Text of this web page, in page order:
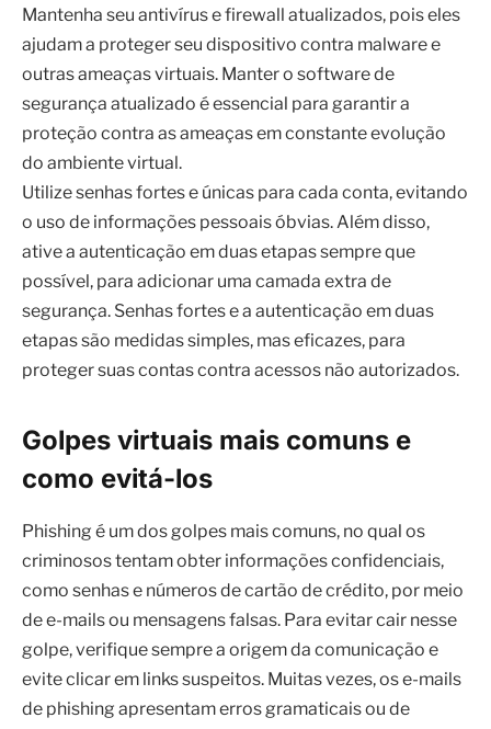
Mantenha seu antivírus e firewall atualizados, pois eles
ajudam a proteger seu dispositivo contra malware e
outras ameaças virtuais. Manter o software de
segurança atualizado é essencial para garantir a
proteção contra as ameaças em constante evolução
do ambiente virtual.
Utilize senhas fortes e únicas para cada conta, evitando
o uso de informações pessoais óbvias. Além disso,
ative a autenticação em duas etapas sempre que
possível, para adicionar uma camada extra de
segurança. Senhas fortes e a autenticação em duas
etapas são medidas simples, mas eficazes, para
proteger suas contas contra acessos não autorizados.
Golpes virtuais mais comuns e
como evitá-los
Phishing é um dos golpes mais comuns, no qual os
criminosos tentam obter informações confidenciais,
como senhas e números de cartão de crédito, por meio
de e-mails ou mensagens falsas. Para evitar cair nesse
golpe, verifique sempre a origem da comunicação e
evite clicar em links suspeitos. Muitas vezes, os e-mails
de phishing apresentam erros gramaticais ou de